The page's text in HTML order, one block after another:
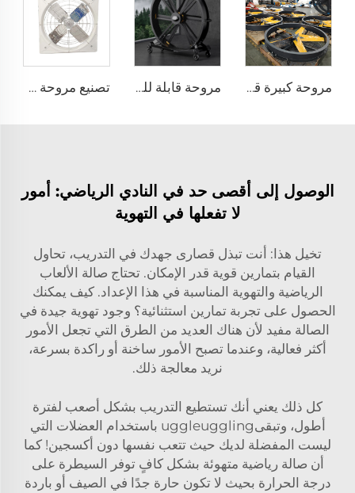
مروحة كبيرة قابلة للتركيب على الجدار بأحجام 0.9 متر و1.2 متر ومزودة بمحرك 220 فولت، مثالية للمصانع والمطاعم والمزارع والفندقة مروحة قابلة للحركة بهدوء قطرها 2000 ملم (80 إنش) تعمل بالتيار الكهربائي البالغ 220 فولت ومصنوعة من الألمنيوم تصنيع مروحة مستودع الأبقار، معدات مستودع الأبقار، مروحة استخراج معلقة لتهوية يومية في مزرعة الأبقار
الوصول إلى أقصى حد في النادي الرياضي: أمور
لا تفعلها في التهوية
تخيل هذا: أنت تبذل قصارى جهدك في التدريب، تحاول
القيام بتمارين قوية قدر الإمكان. تحتاج صالة الألعاب
الرياضية والتهوية المناسبة في هذا الإعداد. كيف يمكنك
الحصول على تجربة تمارين استثنائية؟ وجود تهوية جيدة في
الصالة مفيد لأن هناك العديد من الطرق التي تجعل الأمور
أكثر فعالية، وعندما تصبح الأمور ساخنة أو راكدة بسرعة،
نريد معالجة ذلك.
كل ذلك يعني أنك تستطيع التدريب بشكل أصعب لفترة
أطول، وتبقىuggleuggling باستخدام العضلات التي
ليست المفضلة لديك حيث تتعب نفسها دون أكسجين! كما
أن صالة رياضية متهوئة بشكل كافٍ توفر السيطرة على
درجة الحرارة بحيث لا تكون حارة جدًا في الصيف أو باردة